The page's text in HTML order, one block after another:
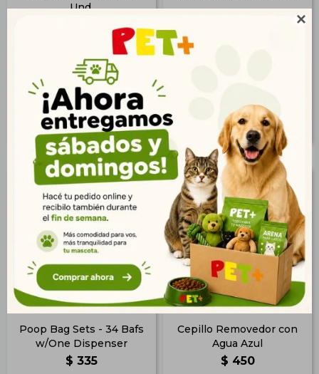

Und.
$ 150
$ 168 $ 113
Poop Bag Sets - 34 Bafs
w/One Dispenser
$ 335
Cepillo Removedor con
Agua Azul
$ 450